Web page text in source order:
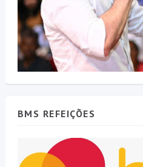
BMS REFEIÇÕES